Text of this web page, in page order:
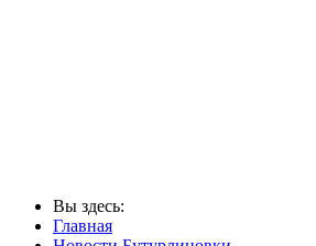
Вы здесь:
Главная